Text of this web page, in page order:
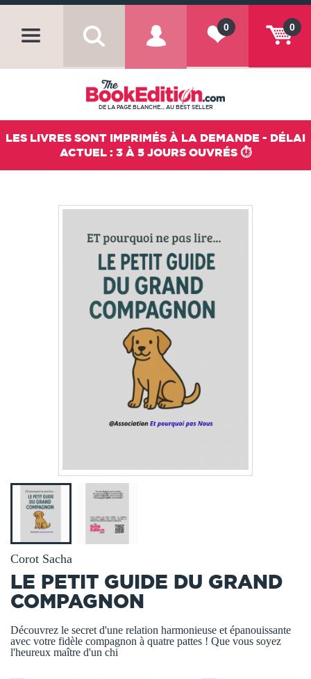
0
0
DE LA PAGE BLANCHE... AU BEST SELLER
LES LIVRES SONT IMPRIMÉS À LA DEMANDE - DÉLAI
ACTUEL : 3 À 5 JOURS OUVRÉS ⏱️
Corot Sacha
LE PETIT GUIDE DU GRAND
COMPAGNON
Découvrez le secret d'une relation harmonieuse et épanouissante
avec votre fidèle compagnon à quatre pattes ! Que vous soyez
l'heureux maître d'un chi